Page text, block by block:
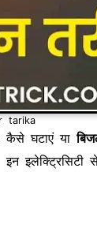
tarika
कैसे घटाएं या